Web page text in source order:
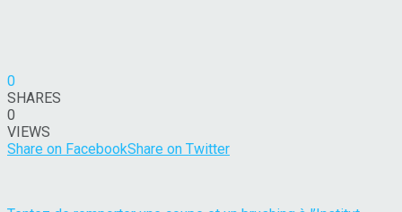
0
SHARES
0
VIEWS
Share on FacebookShare on Twitter